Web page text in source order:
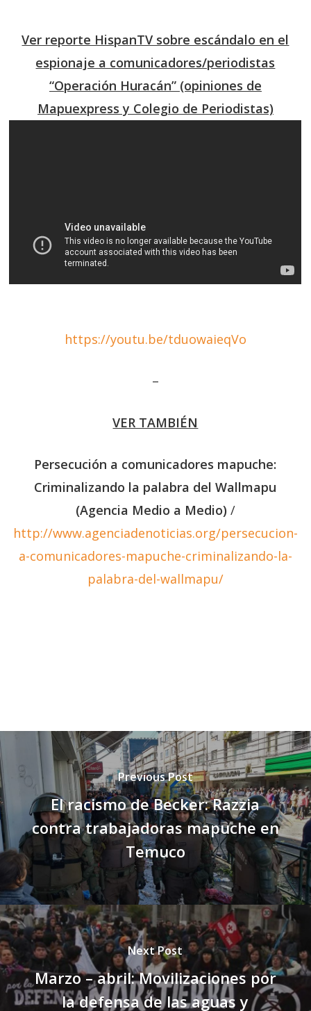
Ver reporte HispanTV sobre escándalo en el
espionaje a comunicadores/periodistas
“Operación Huracán” (opiniones de
Mapuexpress y Colegio de Periodistas)
https://youtu.be/tduowaieqVo
–
VER TAMBIÉN
Persecución a comunicadores mapuche:
Criminalizando la palabra del Wallmapu
(Agencia Medio a Medio) /
http://www.agenciadenoticias.org/persecucion-
a-comunicadores-mapuche-criminalizando-la-
palabra-del-wallmapu/
Previous Post
El racismo de Becker: Razzia
contra trabajadoras mapuche en
Temuco
Next Post
Marzo – abril: Movilizaciones por
la defensa de las aguas y